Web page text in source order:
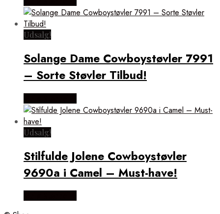
Udsalg!
Solange Dame Cowboystøvler 7991
– Sorte Støvler Tilbud!
Udsalg!
Stilfulde Jolene Cowboystøvler
9690a i Camel – Must-have!